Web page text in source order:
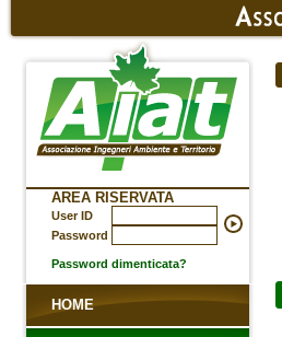
AREA RISERVATA
User ID
Password
Password dimenticata?
HOME